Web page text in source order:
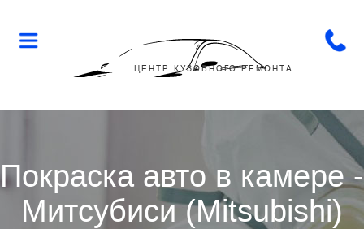
ЦЕНТР КУЗОВНОГО РЕМОНТА
Покраска авто в камере -
Митсубиси (Mitsubishi)